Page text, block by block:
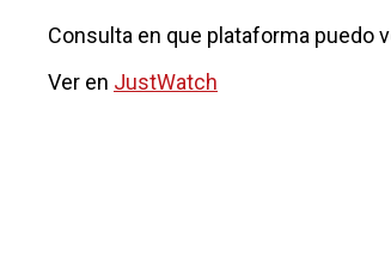
Consulta en que plataforma puedo
Ver en JustWatch